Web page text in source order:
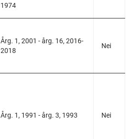
1974
Årg. 1, 2001 - årg. 16, 2016-
2018
Nei
Årg. 1, 1991 - årg. 3, 1993 Nei